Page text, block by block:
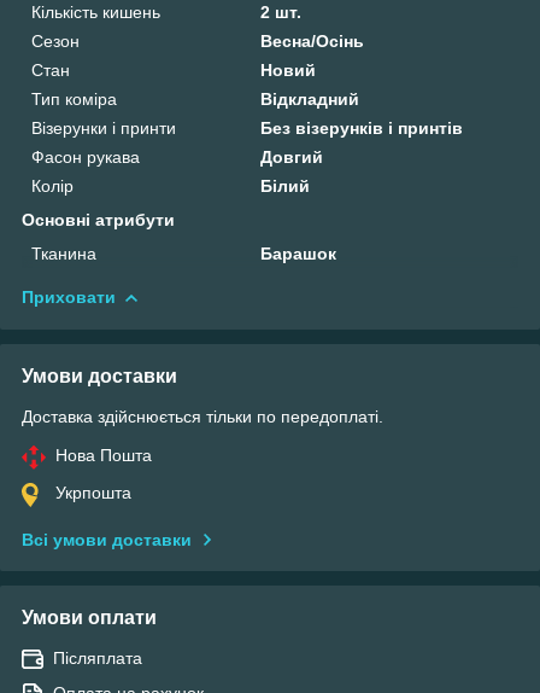
Кількість кишень
2 шт.
Сезон
Весна/Осінь
Стан
Новий
Тип коміра
Відкладний
Візерунки і принти
Без візерунків і принтів
Фасон рукава
Довгий
Колір
Білий
Основні атрибути
Тканина
Барашок
Приховати
Умови доставки
Доставка здійснюється тільки по передоплаті.
Нова Пошта
Укрпошта
Всі умови доставки
Умови оплати
Післяплата